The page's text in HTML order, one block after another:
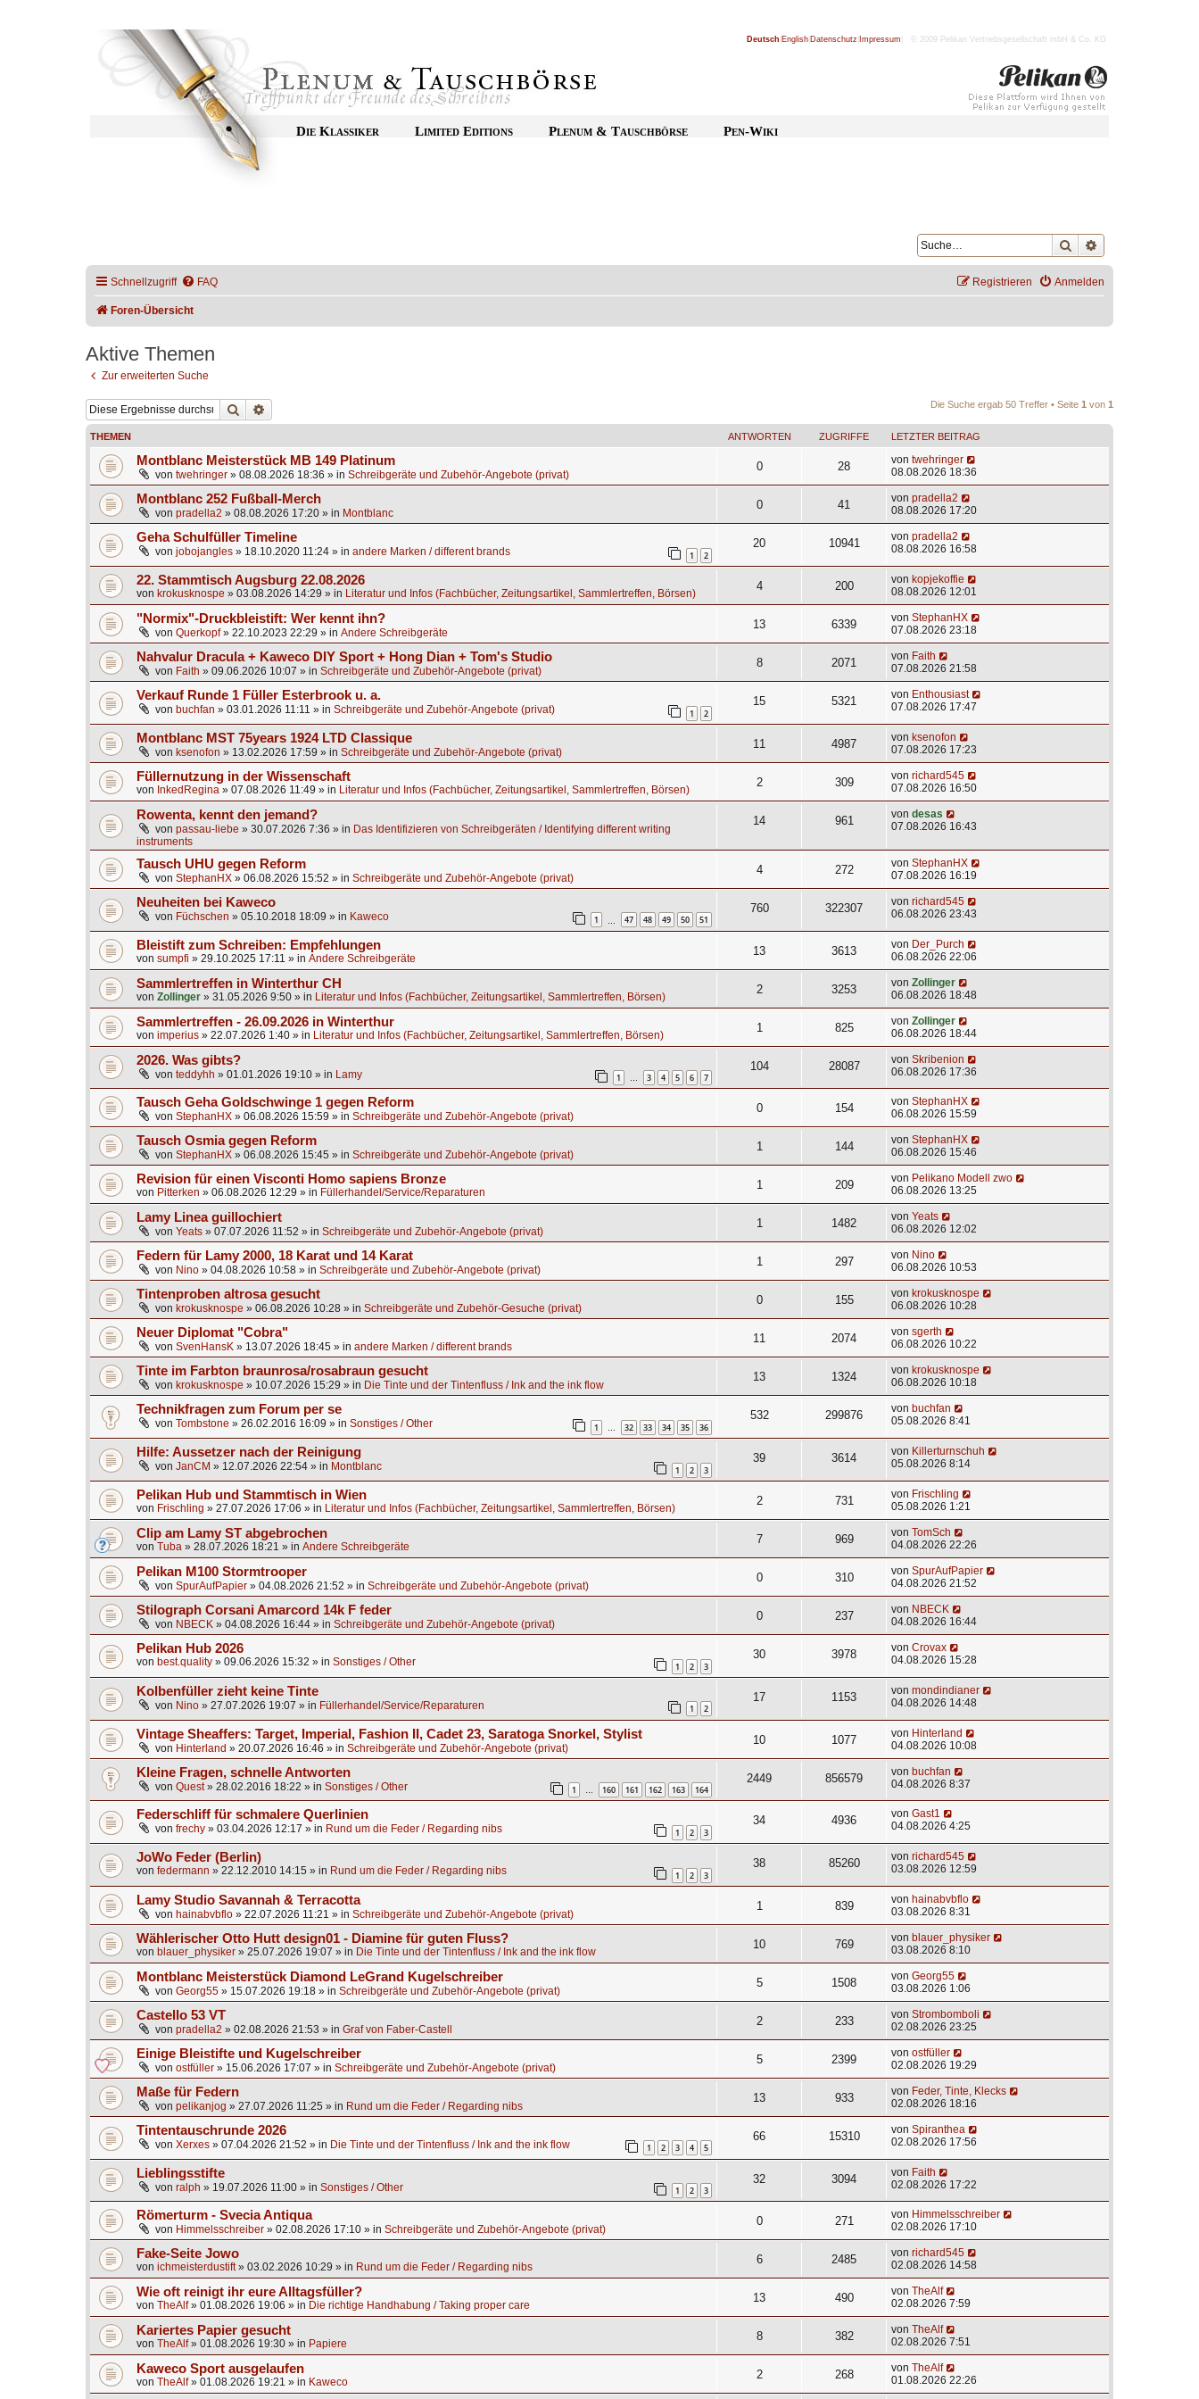
Deutsch English Datenschutz Impressum | © 2009 Pelikan Vertriebsgesellschaft mbH & Co. KG
Die Klassiker Limited Editions Plenum & Tauschbörse Pen-Wiki
Suche
Schnellzugriff FAQ Anmelden
Registrieren
Foren-Übersicht
Aktive Themen
Zur erweiterten Suche
Suche Die Suche ergab 50 Treffer • Seite 1 von 1
THEMEN ANTWORTEN ZUGRIFFE LETZTER BEITRAG
Montblanc Meisterstück MB 149 Platinum
von twehringer » 08.08.2026 18:36 » in Schreibgeräte und Zubehör-Angebote (privat)
0 28 von twehringer
08.08.2026 18:36
Montblanc 252 Fußball-Merch
von pradella2 » 08.08.2026 17:20 » in Montblanc
0 41 von pradella2
08.08.2026 17:20
Geha Schulfüller Timeline
von jobojangles » 18.10.2020 11:24 » in andere Marken / different brands 1 2
20 10941 von pradella2
08.08.2026 16:58
22. Stammtisch Augsburg 22.08.2026
von krokusknospe » 03.08.2026 14:29 » in Literatur und Infos (Fachbücher, Zeitungsartikel, Sammlertreffen, Börsen)
4 200 von kopjekoffie
08.08.2026 12:01
"Normix"-Druckbleistift: Wer kennt ihn?
von Querkopf» 22.10.2023 22:29 » in Andere Schreibgeräte
13 6339 von StephanHX
07.08.2026 23:18
Nahvalur Dracula + Kaweco DIY Sport + Hong Dian + Tom's Studio
von Faith » 09.06.2026 10:07 » in Schreibgeräte und Zubehör-Angebote (privat)
8 2071 von Faith
07.08.2026 21:58
Verkauf Runde 1 Füller Esterbrook u. a.
von buchfan » 03.01.2026 11:11 » in Schreibgeräte und Zubehör-Angebote (privat) 1 2
15 5321 von Enthousiast
07.08.2026 17:47
Montblanc MST 75years 1924 LTD Classique
von ksenofon » 13.02.2026 17:59 » in Schreibgeräte und Zubehör-Angebote (privat)
11 4987 von ksenofon
07.08.2026 17:23
Füllernutzung in der Wissenschaft
von InkedRegina » 07.08.2026 11:49 » in Literatur und Infos (Fachbücher, Zeitungsartikel, Sammlertreffen, Börsen)
2 309 von richard545
07.08.2026 16:50
Rowenta, kennt den jemand?
von passau-liebe » 30.07.2026 7:36 » in Das Identifizieren von Schreibgeräten / Identifying different writing
instruments
14 961 von desas
07.08.2026 16:43
Tausch UHU gegen Reform
von StephanHX » 06.08.2026 15:52 » in Schreibgeräte und Zubehör-Angebote (privat)
4 272 von StephanHX
07.08.2026 16:19
Neuheiten bei Kaweco
von Füchschen » 05.10.2018 18:09 » in Kaweco 1 47 48 49 50 51
760 322307 von richard545
06.08.2026 23:43
Bleistift zum Schreiben: Empfehlungen
von sumpfi » 29.10.2025 17:11 » in Andere Schreibgeräte
13 3613 von Der_Purch
06.08.2026 22:06
Sammlertreffen in Winterthur CH
von Zollinger » 31.05.2026 9:50 » in Literatur und Infos (Fachbücher, Zeitungsartikel, Sammlertreffen, Börsen)
2 3253 von Zollinger
06.08.2026 18:48
Sammlertreffen - 26.09.2026 in Winterthur
von imperius » 22.07.2026 1:40 » in Literatur und Infos (Fachbücher, Zeitungsartikel, Sammlertreffen, Börsen)
1 825 von Zollinger
06.08.2026 18:44
2026. Was gibts?
von teddyhh » 01.01.2026 19:10 » in Lamy 1 … 3 4 5 6 7
104 28087 von Skribenion
06.08.2026 17:36
Tausch Geha Goldschwinge 1 gegen Reform
von StephanHX » 06.08.2026 15:59 » in Schreibgeräte und Zubehör-Angebote (privat)
0 154 von StephanHX
06.08.2026 15:59
Tausch Osmia gegen Reform
von StephanHX » 06.08.2026 15:45 » in Schreibgeräte und Zubehör-Angebote (privat)
1 144 von StephanHX
06.08.2026 15:46
Revision für einen Visconti Homo sapiens Bronze
von Pitterken » 06.08.2026 12:29 » in Füllerhandel/Service/Reparaturen
1 209 von Pelikano Modell zwo
06.08.2026 13:25
Lamy Linea guillochiert
von Yeats » 07.07.2026 11:52 » in Schreibgeräte und Zubehör-Angebote (privat)
1 1482 von Yeats
06.08.2026 12:02
Federn für Lamy 2000, 18 Karat und 14 Karat
von Nino » 04.08.2026 10:58 » in Schreibgeräte und Zubehör-Angebote (privat)
1 297 von Nino
06.08.2026 10:53
Tintenproben altrosa gesucht
von krokusknospe » 06.08.2026 10:28 » in Schreibgeräte und Zubehör-Gesuche (privat)
0 155 von krokusknospe
06.08.2026 10:28
Neuer Diplomat "Cobra"
von SvenHansK » 13.07.2026 18:45 » in andere Marken / different brands
11 2074 von sgerth
06.08.2026 10:22
Tinte im Farbton braunrosa/rosabraun gesucht
von krokusknospe » 10.07.2026 15:29 » in Die Tinte und der Tintenfluss / Ink and the ink flow
13 1324 von krokusknospe
06.08.2026 10:18
Technikfragen zum Forum per se
von Tombstone » 26.02.2016 16:09 » in Sonstiges / Other 1 … 32 33 34 35 36
532 299876 von buchfan
05.08.2026 8:41
Hilfe: Aussetzer nach der Reinigung
von JanCM » 12.07.2026 22:54 » in Montblanc 1 2 3
39 3614 von Killerturnschuh
05.08.2026 8:14
Pelikan Hub und Stammtisch in Wien
von Frischling » 27.07.2026 17:06 » in Literatur und Infos (Fachbücher, Zeitungsartikel, Sammlertreffen, Börsen)
2 731 von Frischling
05.08.2026 1:21
Clip am Lamy ST abgebrochen
von Tuba » 28.07.2026 18:21 » in Andere Schreibgeräte
7 969 von TomSch
04.08.2026 22:26
Pelikan M100 Stormtrooper
von SpurAufPapier » 04.08.2026 21:52 » in Schreibgeräte und Zubehör-Angebote (privat)
0 310 von SpurAufPapier
04.08.2026 21:52
Stilograph Corsani Amarcord 14k F feder
von NBECK » 04.08.2026 16:44 » in Schreibgeräte und Zubehör-Angebote (privat)
0 237 von NBECK
04.08.2026 16:44
Pelikan Hub 2026
von best.quality » 09.06.2026 15:32 » in Sonstiges / Other 1 2 3
30 3978 von Crovax
04.08.2026 15:28
Kolbenfüller zieht keine Tinte
von Nino » 27.07.2026 19:07 » in Füllerhandel/Service/Reparaturen 1 2
17 1153 von mondindianer
04.08.2026 14:48
Vintage Sheaffers: Target, Imperial, Fashion II, Cadet 23, Saratoga Snorkel, Stylist
von Hinterland » 20.07.2026 16:46 » in Schreibgeräte und Zubehör-Angebote (privat)
10 1077 von Hinterland
04.08.2026 10:08
Kleine Fragen, schnelle Antworten
von Quest» 28.02.2016 18:22 » in Sonstiges / Other 1 … 160 161 162 163 164
2449 856579 von buchfan
04.08.2026 8:37
Federschliff für schmalere Querlinien
von frechy » 03.04.2026 12:17 » in Rund um die Feder / Regarding nibs 1 2 3
34 4936 von Gast1
04.08.2026 4:25
JoWo Feder (Berlin)
von federmann » 22.12.2010 14:15 » in Rund um die Feder / Regarding nibs 1 2 3
38 85260 von richard545
03.08.2026 12:59
Lamy Studio Savannah & Terracotta
von hainabvbflo » 22.07.2026 11:21 » in Schreibgeräte und Zubehör-Angebote (privat)
1 839 von hainabvbflo
03.08.2026 8:31
Wählerischer Otto Hutt design01 - Diamine für guten Fluss?
von blauer_physiker » 25.07.2026 19:07 » in Die Tinte und der Tintenfluss / Ink and the ink flow
10 769 von blauer_physiker
03.08.2026 8:10
Montblanc Meisterstück Diamond LeGrand Kugelschreiber
von Georg55 » 15.07.2026 19:18 » in Schreibgeräte und Zubehör-Angebote (privat)
5 1508 von Georg55
03.08.2026 1:06
Castello 53 VT
von pradella2 » 02.08.2026 21:53 » in Graf von Faber-Castell
2 233 von Strombomboli
02.08.2026 23:25
Einige Bleistifte und Kugelschreiber
von ostfüller » 15.06.2026 17:07 » in Schreibgeräte und Zubehör-Angebote (privat)
5 2399 von ostfüller
02.08.2026 19:29
Maße für Federn
von pelikanjog » 27.07.2026 11:25 » in Rund um die Feder / Regarding nibs
13 933 von Feder, Tinte, Klecks
02.08.2026 18:16
Tintentauschrunde 2026
von Xerxes » 07.04.2026 21:52 » in Die Tinte und der Tintenfluss / Ink and the ink flow 1 2 3 4 5
66 15310 von Spiranthea
02.08.2026 17:56
Lieblingsstifte
von ralph » 19.07.2026 11:00 » in Sonstiges / Other 1 2 3
32 3094 von Faith
02.08.2026 17:22
Römerturm - Svecia Antiqua
von Himmelsschreiber » 02.08.2026 17:10 » in Schreibgeräte und Zubehör-Angebote (privat)
0 271 von Himmelsschreiber
02.08.2026 17:10
Fake-Seite Jowo
von ichmeisterdustift» 03.02.2026 10:29 » in Rund um die Feder / Regarding nibs
6 2485 von richard545
02.08.2026 14:58
Wie oft reinigt ihr eure Alltagsfüller?
von TheAlf» 01.08.2026 19:06 » in Die richtige Handhabung / Taking proper care
13 490 von TheAlf
02.08.2026 7:59
Kariertes Papier gesucht
von TheAlf» 01.08.2026 19:30 » in Papiere
8 382 von TheAlf
02.08.2026 7:51
Kaweco Sport ausgelaufen
von TheAlf» 01.08.2026 19:21 » in Kaweco
2 268 von TheAlf
01.08.2026 22:26